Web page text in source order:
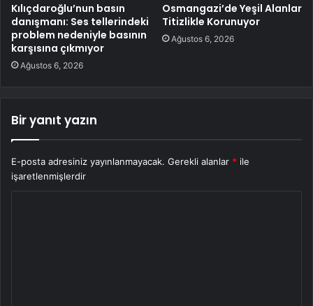
Kılıçdaroğlu’nun basın
danışmanı: Ses tellerindeki
problem nedeniyle basının
karşısına çıkmıyor
Ağustos 6, 2026
Osmangazi’de Yeşil Alanlar
Titizlikle Korunuyor
Ağustos 6, 2026
Bir yanıt yazın
E-posta adresiniz yayınlanmayacak. Gerekli alanlar * ile
işaretlenmişlerdir